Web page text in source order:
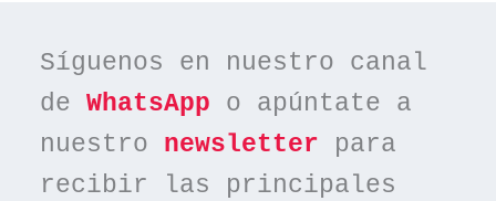
Síguenos en nuestro canal
de WhatsApp o apúntate a
nuestro newsletter para
recibir las principales